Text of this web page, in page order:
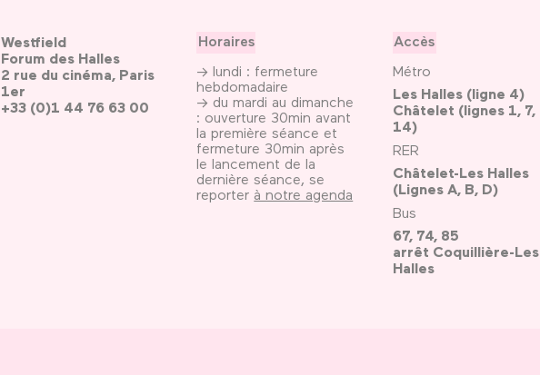
Westfield
Forum des Halles
2 rue du cinéma, Paris
1er
+33 (0)1 44 76 63 00
Horaires
→ lundi : fermeture
hebdomadaire
→ du mardi au dimanche
: ouverture 30min avant
la première séance et
fermeture 30min après
le lancement de la
dernière séance, se
reporter à notre agenda
Accès
Métro
Les Halles (ligne 4)
Châtelet (lignes 1, 7,
14)
RER
Châtelet-Les Halles
(Lignes A, B, D)
Bus
67, 74, 85
arrêt Coquillière-Les
Halles